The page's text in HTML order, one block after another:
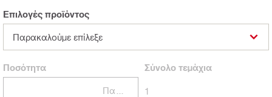
Επιλογές προϊόντος
Παρακαλούμε επίλεξε
Ποσότητα Σύνολοτεμάχια
1